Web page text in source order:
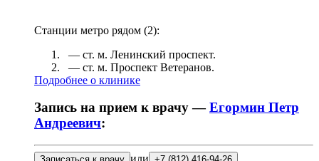
Станции метро рядом (2):
— ст. м. Ленинский проспект.
— ст. м. Проспект Ветеранов.
Подробнее о клинике
Запись на прием к врачу —Егормин Петр
Андреевич: